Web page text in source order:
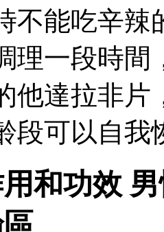
不能吃辛辣
理一段時
他達拉非
段可以自我
和功效